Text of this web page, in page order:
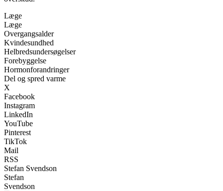
Læge
Læge
Overgangsalder
Kvindesundhed
Helbredsundersøgelser
Forebyggelse
Hormonforandringer
Del og spred varme
X
Facebook
Instagram
LinkedIn
YouTube
Pinterest
TikTok
Mail
RSS
Stefan Svendson
Stefan
Svendson